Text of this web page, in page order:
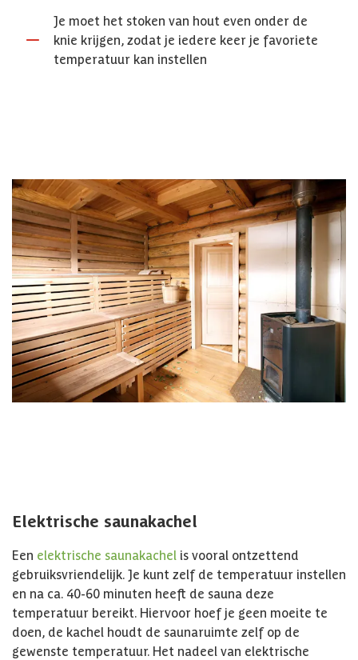
Je moet het stoken van hout even onder de
knie krijgen, zodat je iedere keer je favoriete
temperatuur kan instellen
Elektrische saunakachel
Een elektrische saunakachel is vooral ontzettend
gebruiksvriendelijk. Je kunt zelf de temperatuur instellen
en na ca. 40-60 minuten heeft de sauna deze
temperatuur bereikt. Hiervoor hoef je geen moeite te
doen, de kachel houdt de saunaruimte zelf op de
gewenste temperatuur. Het nadeel van elektrische